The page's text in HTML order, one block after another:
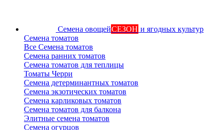
Семена овощейСЕЗОН и ягодных культур
Семена томатов
Все Семена томатов
Семена ранних томатов
Семена томатов для теплицы
Томаты Черри
Семена детерминантных томатов
Семена экзотических томатов
Семена карликовых томатов
Семена томатов для балкона
Элитные семена томатов
Семена огурцов